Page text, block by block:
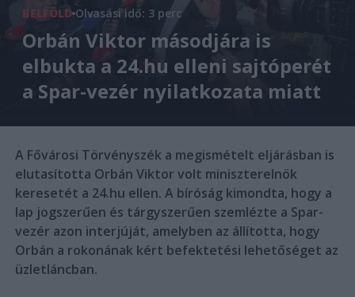
BELFÖLD Olvasási idő: 3 perc
Orbán Viktor másodjára is
elbukta a 24.hu elleni sajtóperét
a Spar-vezér nyilatkozata miatt
A Fővárosi Törvényszék a megismételt eljárásban is
elutasította Orbán Viktor volt miniszterelnök
keresetét a 24.hu ellen. A bíróság kimondta, hogy a
lap jogszerűen és tárgyszerűen szemlézte a Spar-
vezér azon interjúját, amelyben az állította, hogy
Orbán a rokonának kért befektetési lehetőséget az
üzletláncban.